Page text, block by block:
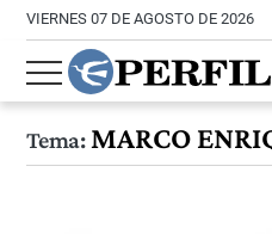
VIERNES 07 DE AGOSTO DE 2026
Tema:MARCO